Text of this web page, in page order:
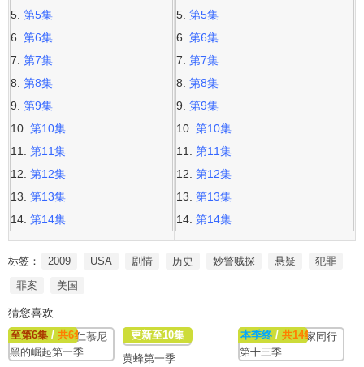
第5集
第6集
第7集
第8集
第9集
第10集
第11集
第12集
第13集
第14集
第5集
第6集
第7集
第8集
第9集
第10集
第11集
第12集
第13集
第14集
标签： 2009 USA 剧情 历史 妙警贼探 悬疑
犯罪
罪案
美国
猜您喜欢
至第6集 / 共6集
更新至10集
黄蜂第一季
本季终/ 共14集